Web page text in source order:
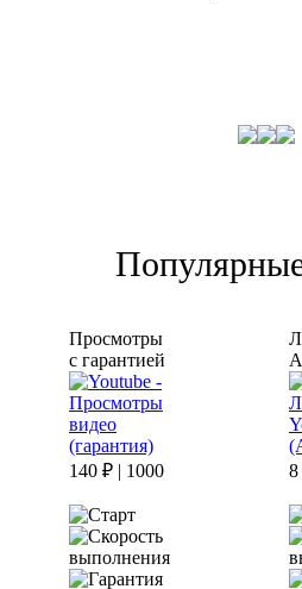
Просмотры
с гарантией
140 ₽ | 1000 8